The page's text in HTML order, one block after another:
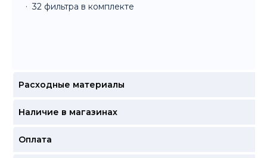
32 фильтра в комплекте
Расходные материалы
Наличие в магазинах
Оплата